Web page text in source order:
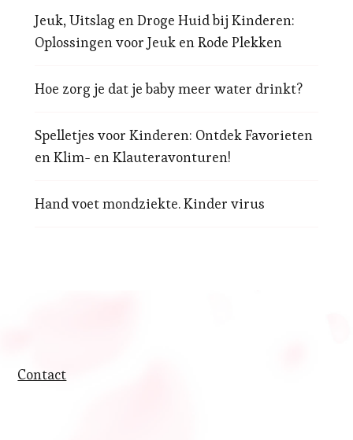
Jeuk, Uitslag en Droge Huid bij Kinderen:
Oplossingen voor Jeuk en Rode Plekken
Hoe zorg je dat je baby meer water drinkt?
Spelletjes voor Kinderen: Ontdek Favorieten
en Klim- en Klauteravonturen!
Hand voet mondziekte. Kinder virus
Contact